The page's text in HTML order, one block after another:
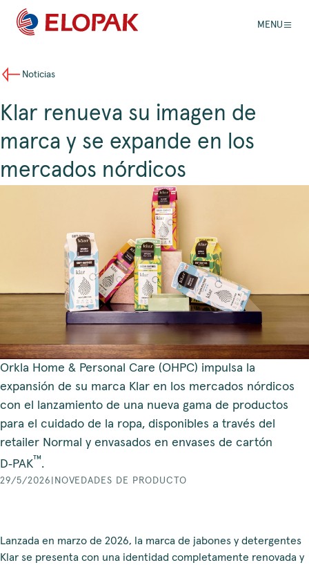
MENU
Noticias
Klar renueva su imagen de
marca y se expande en los
mercados nórdicos
Orkla Home & Personal Care (OHPC) impulsa la
expansión de su marca Klar en los mercados nórdicos
con el lanzamiento de una nueva gama de productos
para el cuidado de la ropa, disponibles a través del
retailer Normal y envasados en envases de cartón
D‑PAK™.
29/5/2026 NOVEDADES DE PRODUCTO
Lanzada en marzo de 2026, la marca de jabones y detergentes
Klar se presenta con una identidad completamente renovada y